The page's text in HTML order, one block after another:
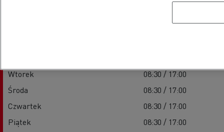
Wtorek
08:30 / 17:00
Środa
08:30 / 17:00
Czwartek
08:30 / 17:00
Piątek
08:30 / 17:00